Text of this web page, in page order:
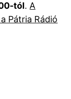
tól.A
Pátria Rádió